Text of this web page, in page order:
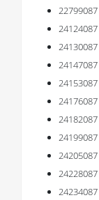
22799087
24124087
24130087
24147087
24153087
24176087
24182087
24199087
24205087
24228087
24234087